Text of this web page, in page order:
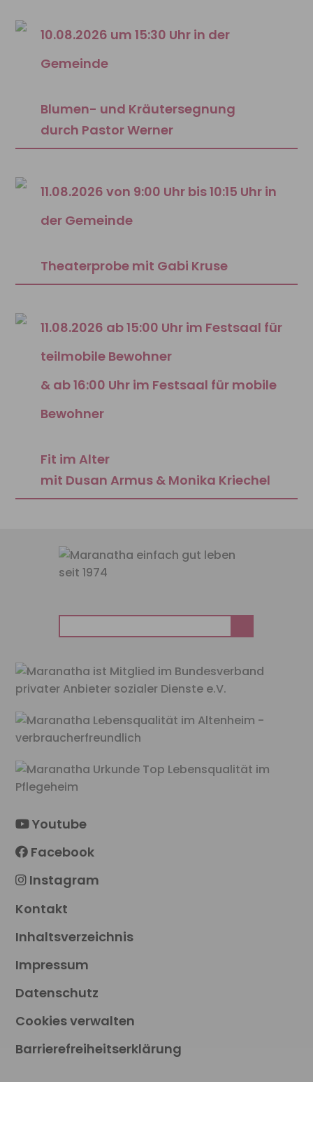
10.08.2026 um 15:30 Uhr in der
Gemeinde
Blumen- und Kräutersegnung
durch Pastor Werner
11.08.2026 von 9:00 Uhr bis 10:15 Uhr in
der Gemeinde
Theaterprobe mit Gabi Kruse
11.08.2026 ab 15:00 Uhr im Festsaal für
teilmobile Bewohner
& ab 16:00 Uhr im Festsaal für mobile
Bewohner
Fit im Alter
mit Dusan Armus & Monika Kriechel
nach:
Youtube
Facebook
Instagram
Kontakt
Inhaltsverzeichnis
Impressum
Datenschutz
Cookies verwalten
Barrierefreiheitserklärung